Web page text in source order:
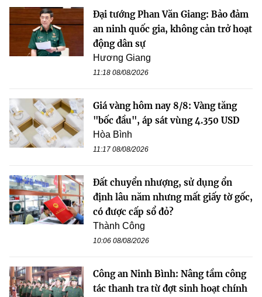
Đại tướng Phan Văn Giang: Bảo đảm
an ninh quốc gia, không cản trở hoạt
động dân sự
Hương Giang
11:18 08/08/2026
Giá vàng hôm nay 8/8: Vàng tăng
"bốc đầu", áp sát vùng 4.350 USD
Hòa Bình
11:17 08/08/2026
Đất chuyển nhượng, sử dụng ổn
định lâu năm nhưng mất giấy tờ gốc,
có được cấp sổ đỏ?
Thành Công
10:06 08/08/2026
Công an Ninh Bình: Nâng tầm công
tác thanh tra từ đợt sinh hoạt chính